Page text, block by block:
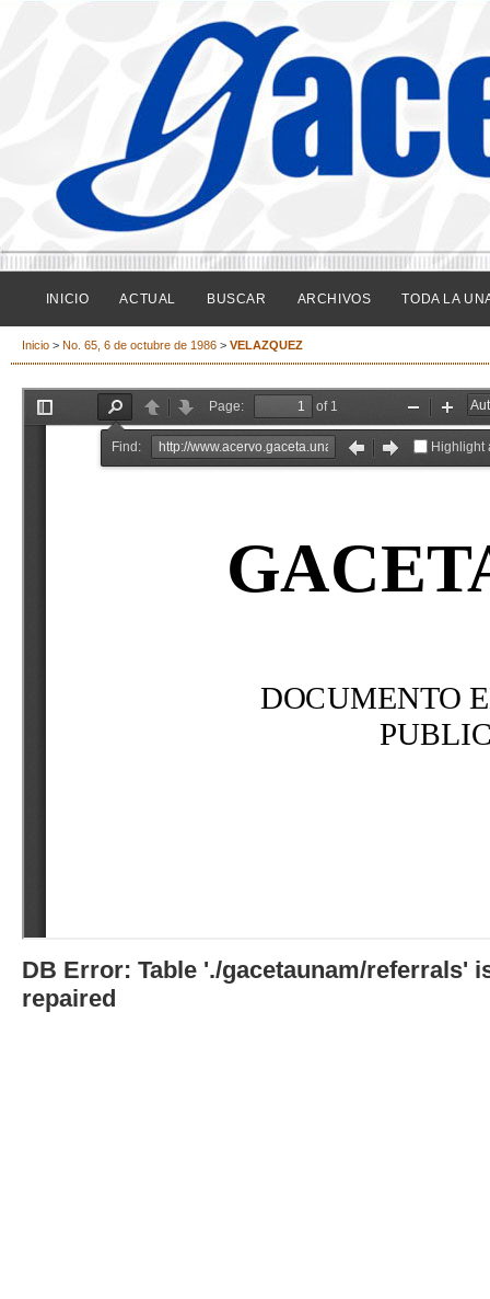
INICIO ACTUAL BUSCAR ARCHIVOS TODA LA
Inicio > No. 65, 6 de octubre de 1986 > VELAZQUEZ
DB Error: Table './gacetaunam/referrals'
repaired